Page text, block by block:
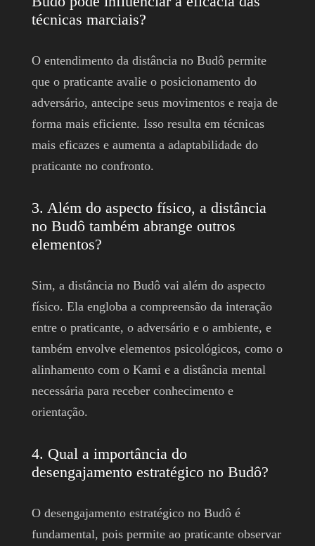
técnicas marciais?
O entendimento da distância no Budô permite
que o praticante avalie o posicionamento do
adversário, antecipe seus movimentos e reaja de
forma mais eficiente. Isso resulta em técnicas
mais eficazes e aumenta a adaptabilidade do
praticante no confronto.
3. Além do aspecto físico, a distância
no Budô também abrange outros
elementos?
Sim, a distância no Budô vai além do aspecto
físico. Ela engloba a compreensão da interação
entre o praticante, o adversário e o ambiente, e
também envolve elementos psicológicos, como o
alinhamento com o Kami e a distância mental
necessária para receber conhecimento e
orientação.
4. Qual a importância do
desengajamento estratégico no Budô?
O desengajamento estratégico no Budô é
fundamental, pois permite ao praticante observar